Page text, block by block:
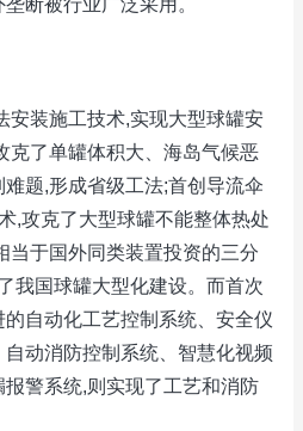
断被行业广泛采用。
安装施工技术,实现大型球罐安
克了单罐体积大、海岛气候恶
题,形成省级工法;首创导流伞
,攻克了大型球罐不能整体热处
当于国外同类装置投资的三分
我国球罐大型化建设。而首次
自动化工艺控制系统、安全仪
动消防控制系统、智慧化视频
警系统,则实现了工艺和消防